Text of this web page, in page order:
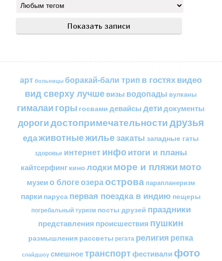
арт больницы боракай-бали трип в гостяхвидео
вид сверху лучшевизы водопады вулканы
гималаи горы госвами девайсы детидокументы
дорогидостопримечательностидрузья
едаживотныежильезакаты западные гаты
здоровье интернетинфоитоги и планы
кайтсерфинг кино лодкиморе и пляжимото
музеи о блогеозераострова парапланеризм
парки паруса первая поездка в индию пещеры
погребальный туризм посты друзей праздники
представления происшествия пушкин
размышления рассветы регата религия репка
слайдшоу смешноетранспортфестивали фото